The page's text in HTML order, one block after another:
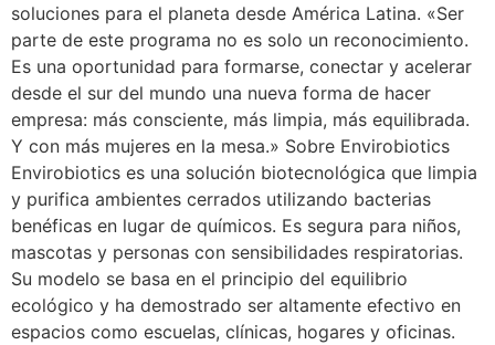
soluciones para el planeta desde América Latina. «Ser
parte de este programa no es solo un reconocimiento.
Es una oportunidad para formarse, conectar y acelerar
desde el sur del mundo una nueva forma de hacer
empresa: más consciente, más limpia, más equilibrada.
Y con más mujeres en la mesa.» Sobre Envirobiotics
Envirobiotics es una solución biotecnológica que limpia
y purifica ambientes cerrados utilizando bacterias
benéficas en lugar de químicos. Es segura para niños,
mascotas y personas con sensibilidades respiratorias.
Su modelo se basa en el principio del equilibrio
ecológico y ha demostrado ser altamente efectivo en
espacios como escuelas, clínicas, hogares y oficinas.